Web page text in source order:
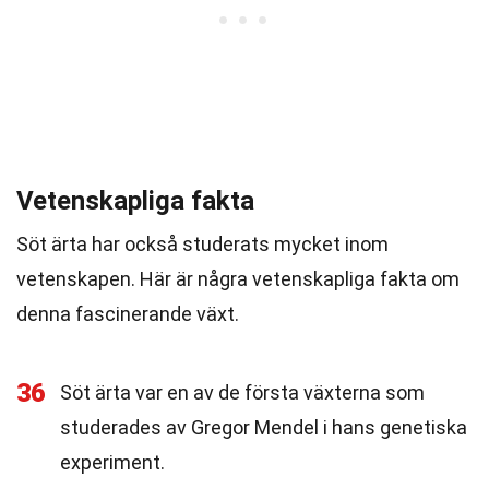
Vetenskapliga fakta
Söt ärta har också studerats mycket inom
vetenskapen. Här är några vetenskapliga fakta om
denna fascinerande växt.
36
Söt ärta var en av de första växterna som
studerades av Gregor Mendel i hans genetiska
experiment.